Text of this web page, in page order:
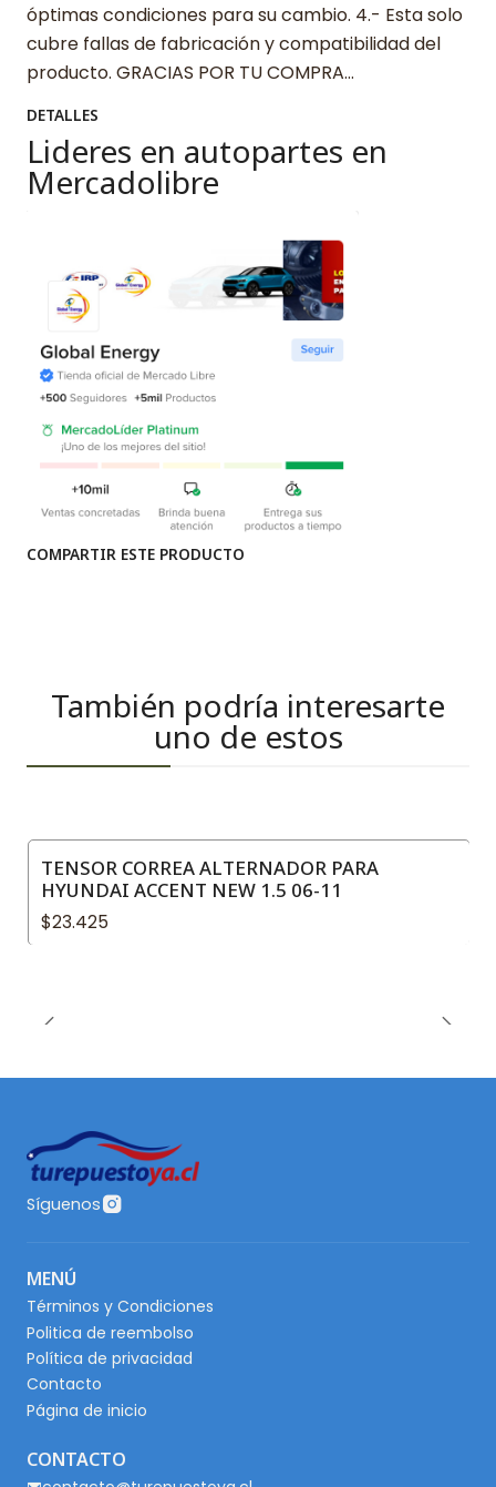
óptimas condiciones para su cambio. 4.- Esta solo
cubre fallas de fabricación y compatibilidad del
producto. GRACIAS POR TU COMPRA…
DETALLES
Lideres en autopartes en
Mercadolibre
COMPARTIR ESTE PRODUCTO
También podría interesarte
uno de estos
TENSOR CORREA ALTERNADOR PARA
HYUNDAI ACCENT NEW 1.5 06-11
$23.425
Síguenos
MENÚ
Términos y Condiciones
Politica de reembolso
Política de privacidad
Contacto
Página de inicio
CONTACTO